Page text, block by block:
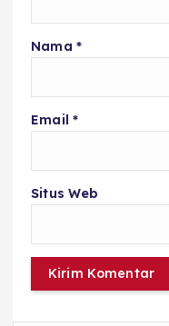
Nama *
Email *
Situs Web